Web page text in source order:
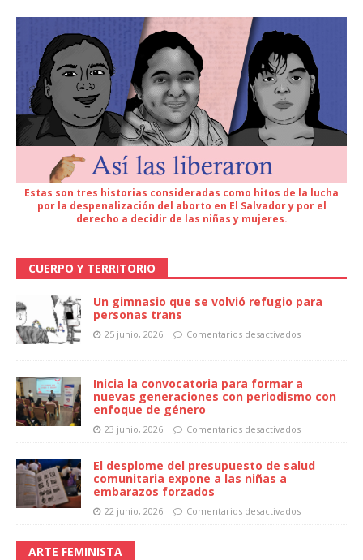
Estas son tres historias consideradas como hitos de la lucha
por la despenalización del aborto en El Salvador y por el
derecho a decidir de las niñas y mujeres.
CUERPO Y TERRITORIO
Un gimnasio que se volvió refugio para
personas trans
25 junio, 2026 Comentarios desactivados
Inicia la convocatoria para formar a
nuevas generaciones con periodismo con
enfoque de género
23 junio, 2026 Comentarios desactivados
El desplome del presupuesto de salud
comunitaria expone a las niñas a
embarazos forzados
22 junio, 2026 Comentarios desactivados
ARTE FEMINISTA